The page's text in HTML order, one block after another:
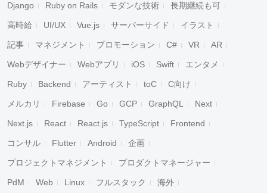
Django Ruby on Rails モダンな技術 長期継続も可
高時給 UI/UX Vue.js サーバーサイド イラスト
記事 マネジメント プロモーション C# VR AR
Webデザイナー Webアプリ iOS Swift エンタメ
Ruby Backend アーティスト toC C向け
メルカリ Firebase Go GCP GraphQL Next
Next.js React React.js TypeScript Frontend
コンサル Flutter Android 企画
プロジェクトマネジメント プロダクトマネージャー
PdM Web Linux フルスタック 海外